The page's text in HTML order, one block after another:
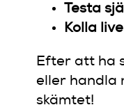
Testa
Kolla
Efter att ha
eller handla
skämtet!